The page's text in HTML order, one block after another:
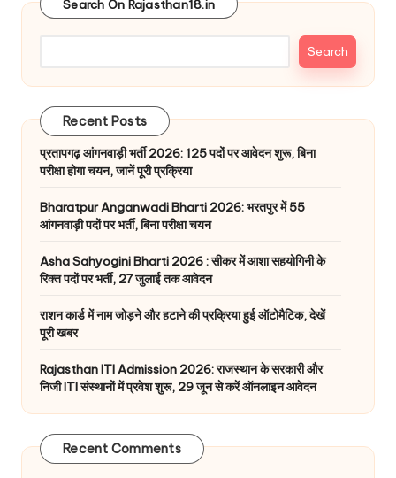
Search On Rajasthan18.in
Search
Recent Posts
प्रतापगढ़ आंगनवाड़ी भर्ती 2026: 125 पदों पर आवेदन शुरू, बिना
परीक्षा होगा चयन, जानें पूरी प्रक्रिया
Bharatpur Anganwadi Bharti 2026: भरतपुर में 55
आंगनवाड़ी पदों पर भर्ती, बिना परीक्षा चयन
Asha Sahyogini Bharti 2026 : सीकर में आशा सहयोगिनी के
रिक्त पदों पर भर्ती, 27 जुलाई तक आवेदन
राशन कार्ड में नाम जोड़ने और हटाने की प्रक्रिया हुई ऑटोमैटिक, देखें
पूरी खबर
Rajasthan ITI Admission 2026: राजस्थान के सरकारी और
निजी ITI संस्थानों में प्रवेश शुरू, 29 जून से करें ऑनलाइन आवेदन
Recent Comments